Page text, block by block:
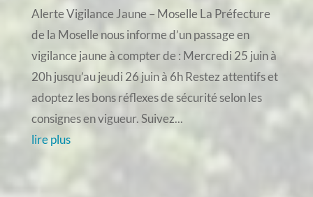
Alerte Vigilance Jaune – Moselle La Préfecture
de la Moselle nous informe d’un passage en
vigilance jaune à compter de : Mercredi 25 juin à
20h jusqu’au jeudi 26 juin à 6h Restez attentifs et
adoptez les bons réflexes de sécurité selon les
consignes en vigueur. Suivez...
lire plus